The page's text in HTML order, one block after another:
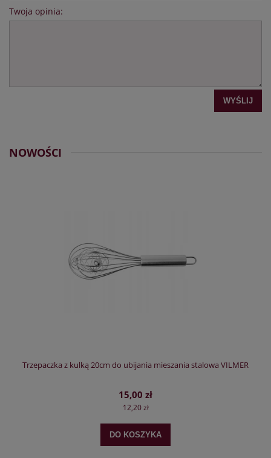
Twoja opinia:
WYŚLIJ
NOWOŚCI
Trzepaczka z kulką 20cm do ubijania mieszania stalowa VILMER
15,00 zł
12,20 zł
DO KOSZYKA